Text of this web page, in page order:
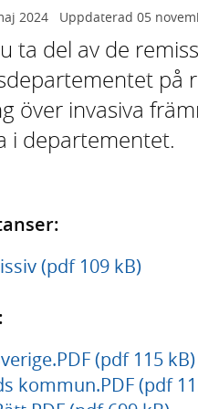
2024 Uppdaterad 05
ta del av de
på
över invasiva
i departementet.
(pdf 109 kB)
(pdf 115 kB)
kommun.PDF (pdf